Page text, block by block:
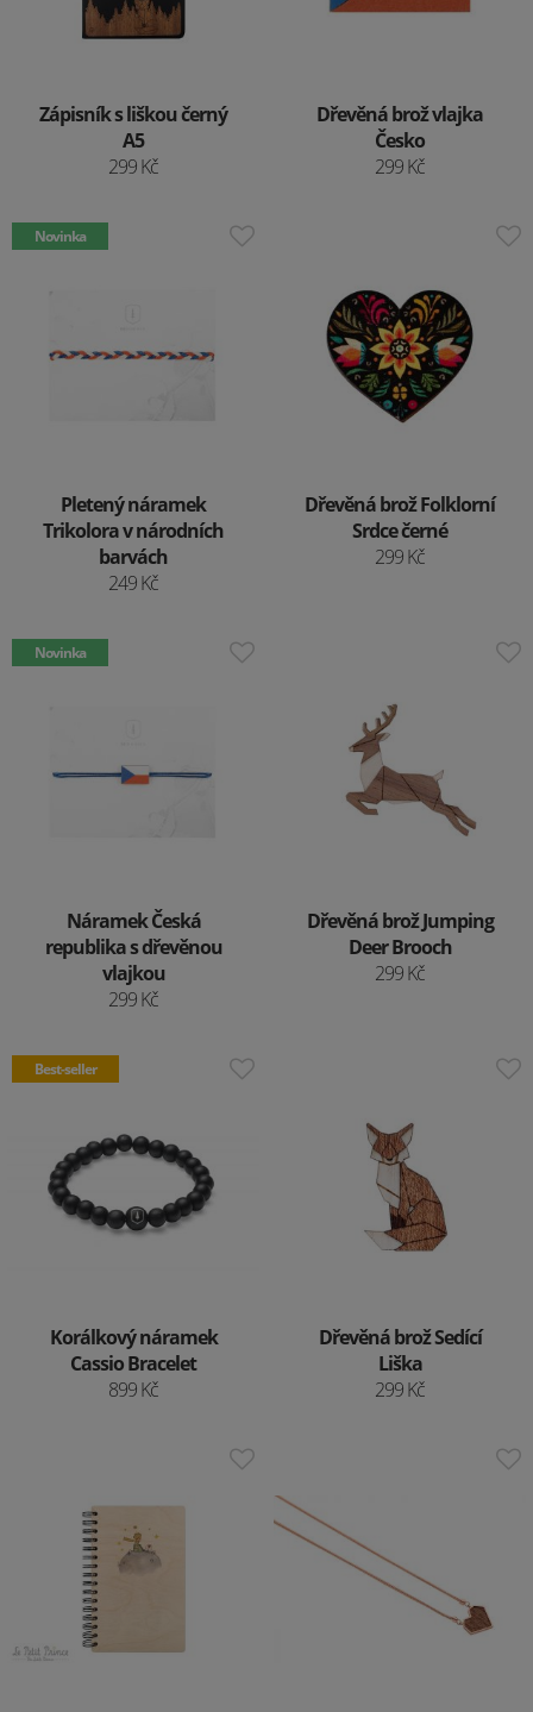
Zápisník s liškou černý
A5
299 Kč
Dřevěná brož vlajka
Česko
299 Kč
Novinka
Pletený náramek
Trikolora v národních
barvách
249 Kč
Dřevěná brož Folklorní
Srdce černé
299 Kč
Novinka
Náramek Česká
republika s dřevěnou
vlajkou
299 Kč
Dřevěná brož Jumping
Deer Brooch
299 Kč
Best-seller
Korálkový náramek
Cassio Bracelet
899 Kč
Dřevěná brož Sedící
Liška
299 Kč